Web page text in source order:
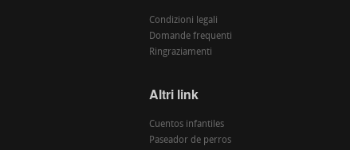
Condizioni legali
Domande frequenti
Ringraziamenti
Altri link
Cuentos infantiles
Paseador de perros